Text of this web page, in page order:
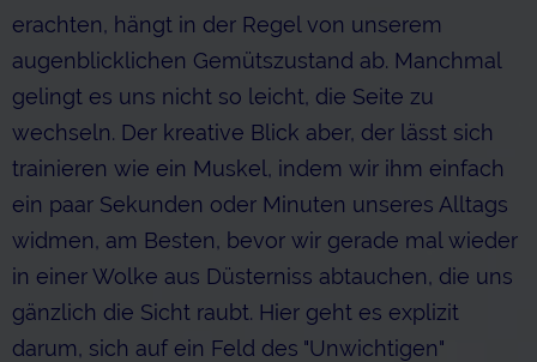
erachten, hängt in der Regel von unserem
augenblicklichen Gemütszustand ab. Manchmal
gelingt es uns nicht so leicht, die Seite zu
wechseln. Der kreative Blick aber, der lässt sich
trainieren wie ein Muskel, indem wir ihm einfach
ein paar Sekunden oder Minuten unseres Alltags
widmen, am Besten, bevor wir gerade mal wieder
in einer Wolke aus Düsterniss abtauchen, die uns
gänzlich die Sicht raubt. Hier geht es explizit
darum, sich auf ein Feld des "Unwichtigen"